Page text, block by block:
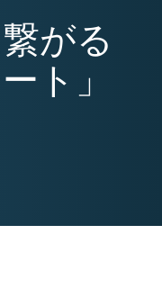
がる
ト」